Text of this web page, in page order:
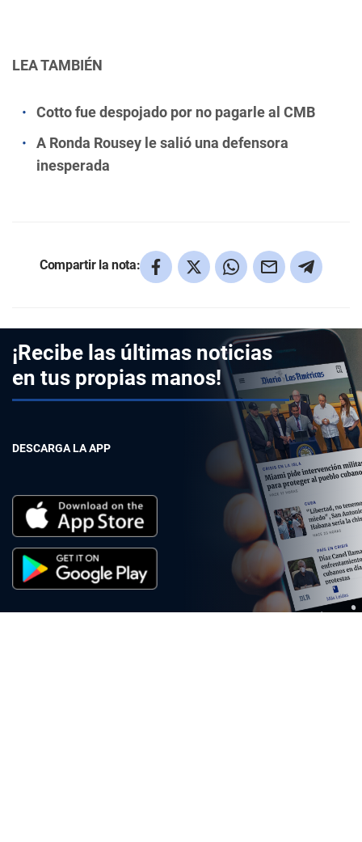
LEA TAMBIÉN
Cotto fue despojado por no pagarle al CMB
A Ronda Rousey le salió una defensora
inesperada
Compartir la nota:
¡Recibe las últimas noticias
en tus propias manos!
DESCARGA LA APP